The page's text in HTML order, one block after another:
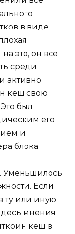
в виде
это, он все
среди
активно
кеш свою
был
его
и
блока
Уменьшилось
Если
ту или иную
мнения
кеш в